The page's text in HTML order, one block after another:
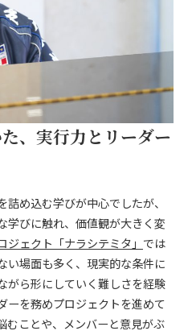
、実行力とリーダー
め込む学びが中心でしたが、
学びに触れ、価値観が大きく変
ジェクト「ナラシテミタ」 では
い場面も多く、現実的な条件に
がら形にしていく難しさを経験
ーを務めプロジェクトを進めて
むことや、メンバーと意見がぶ